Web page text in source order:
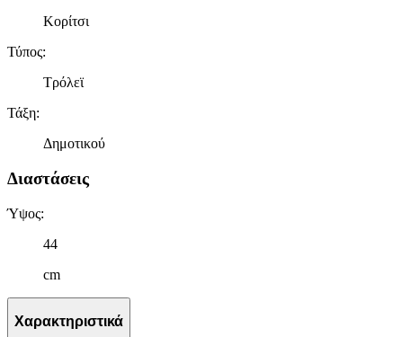
Κορίτσι
Τύπος:
Τρόλεϊ
Τάξη:
Δημοτικού
Διαστάσεις
Ύψος:
44
cm
Χαρακτηριστικά